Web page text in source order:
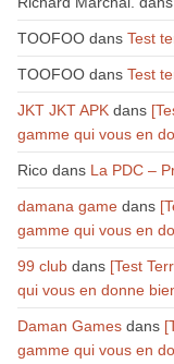
TOOFOOdans Test
TOOFOOdans Test
JKT JKT APKdans
gamme qui vous en
Ricodans La PDC –
damana gamedans
gamme qui vous en
99 clubdans [Test
qui vous en donne
Daman Gamesdans
gamme qui vous en